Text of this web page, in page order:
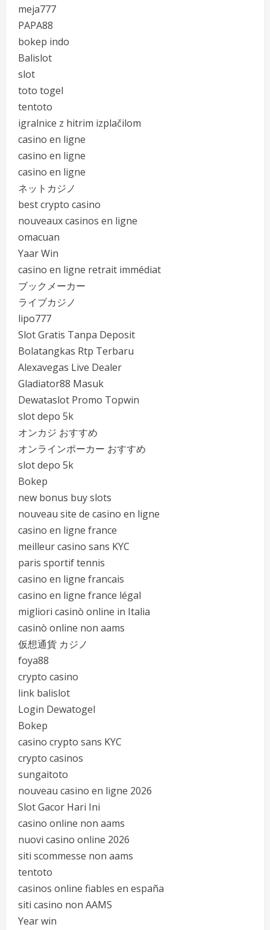
meja777
PAPA88
bokep indo
Balislot
slot
toto togel
tentoto
igralnice z hitrim izplačilom
casino en ligne
casino en ligne
casino en ligne
ネットカジノ
best crypto casino
nouveaux casinos en ligne
omacuan
Yaar Win
casino en ligne retrait immédiat
ブックメーカー
ライブカジノ
lipo777
Slot Gratis Tanpa Deposit
Bolatangkas Rtp Terbaru
Alexavegas Live Dealer
Gladiator88 Masuk
Dewataslot Promo Topwin
slot depo 5k
オンカジ おすすめ
オンラインポーカー おすすめ
slot depo 5k
Bokep
new bonus buy slots
nouveau site de casino en ligne
casino en ligne france
meilleur casino sans KYC
paris sportif tennis
casino en ligne francais
casino en ligne france légal
migliori casinò online in Italia
casinò online non aams
仮想通貨 カジノ
foya88
crypto casino
link balislot
Login Dewatogel
Bokep
casino crypto sans KYC
crypto casinos
sungaitoto
nouveau casino en ligne 2026
Slot Gacor Hari Ini
casino online non aams
nuovi casino online 2026
siti scommesse non aams
tentoto
casinos online fiables en españa
siti casino non AAMS
Year win